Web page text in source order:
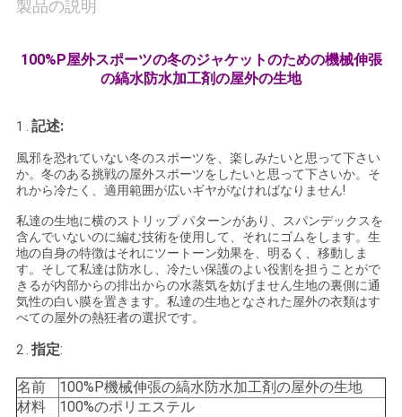
さ
ニ
ュ
ー
ス
場
合
製品の説明
100%P屋外スポーツの冬のジャケットのための機械伸張
の縞水防水加工剤の屋外の生地
1 . 記述:
風邪を恐れていない冬のスポーツを、楽しみたいと思って下さい
か。冬のある挑戦の屋外スポーツをしたいと思って下さいか。そ
れから冷たく、適用範囲が広いギヤがなければなりません!
私達の生地に横のストリップ パターンがあり、スパンデックスを
含んでいないのに編む技術を使用して、それにゴムをします。生
地の自身の特徴はそれにツートーン効果を、明るく、移動しま
す。そして私達は防水し、冷たい保護のよい役割を担うことがで
きるが内部からの排出からの水蒸気を妨げません生地の裏側に通
気性の白い膜を置きます。私達の生地となされた屋外の衣類はす
べての屋外の熱狂者の選択です。
2 . 指定:
名前
100%P機械伸張の縞水防水加工剤の屋外の生地
材料
100%のポリエステル